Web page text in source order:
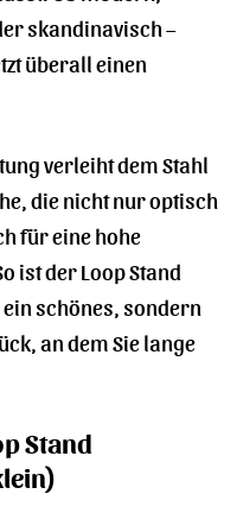
skandinavisch –
überall einen
verleiht dem Stahl
die nicht nur optisch
für eine hohe
ist der Loop Stand
schönes, sondern
an dem Sie lange
Stand